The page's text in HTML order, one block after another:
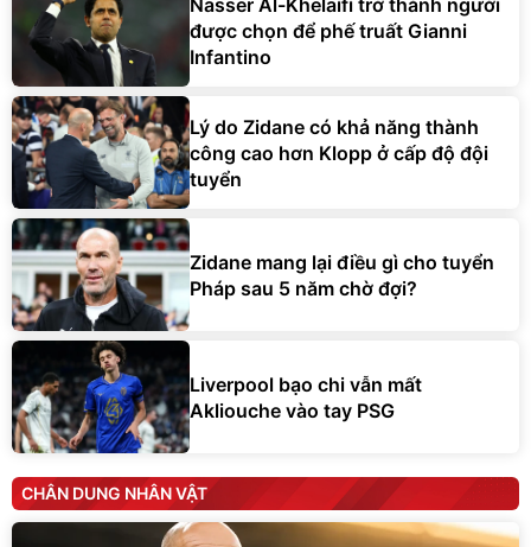
được chọn để phế truất Gianni
Infantino
Lý do Zidane có khả năng thành
công cao hơn Klopp ở cấp độ đội
tuyển
Zidane mang lại điều gì cho tuyển
Pháp sau 5 năm chờ đợi?
Liverpool bạo chi vẫn mất
Akliouche vào tay PSG
CHÂN DUNG NHÂN VẬT